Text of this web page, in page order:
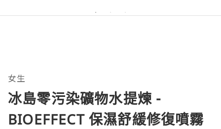
女生
冰島零污染礦物水提煉 -
BIOEFFECT 保濕舒緩修復噴霧